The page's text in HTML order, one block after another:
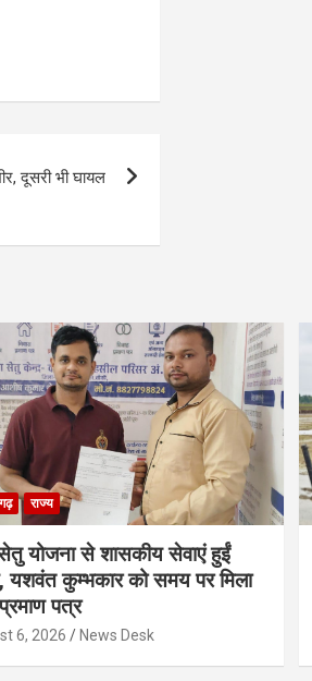
दूसरी भी घायल
राज्य
योजना से शासकीय सेवाएं हुईं
यशवंत कुम्भकार को समय पर मिला
पत्र
6, 2026 News Desk